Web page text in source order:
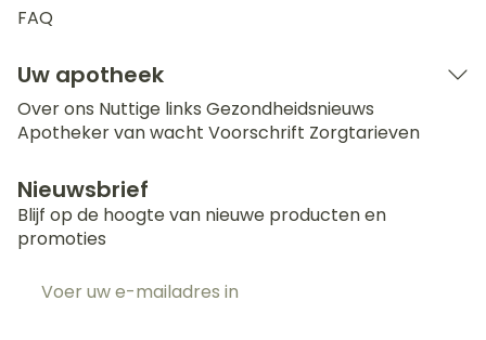
FAQ
Uw apotheek
Over ons Nuttige links Gezondheidsnieuws
Apotheker van wacht Voorschrift Zorgtarieven
Nieuwsbrief
Blijf op de hoogte van nieuwe producten en
promoties